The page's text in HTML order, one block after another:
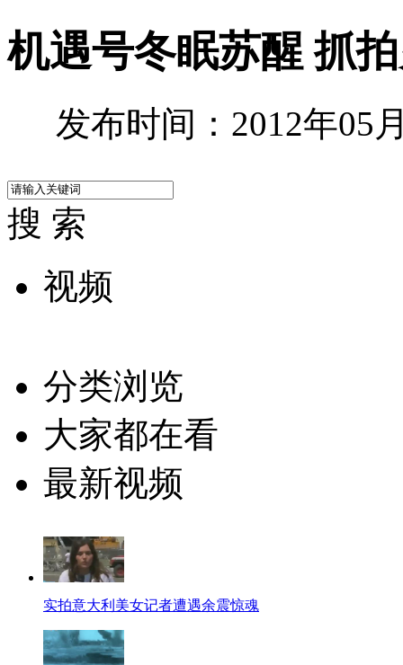
机遇号冬眠苏醒 抓
发布时间：2012年05
搜 索
视频
分类浏览
大家都在看
最新视频
实拍意大利美女记者遭遇余震惊魂